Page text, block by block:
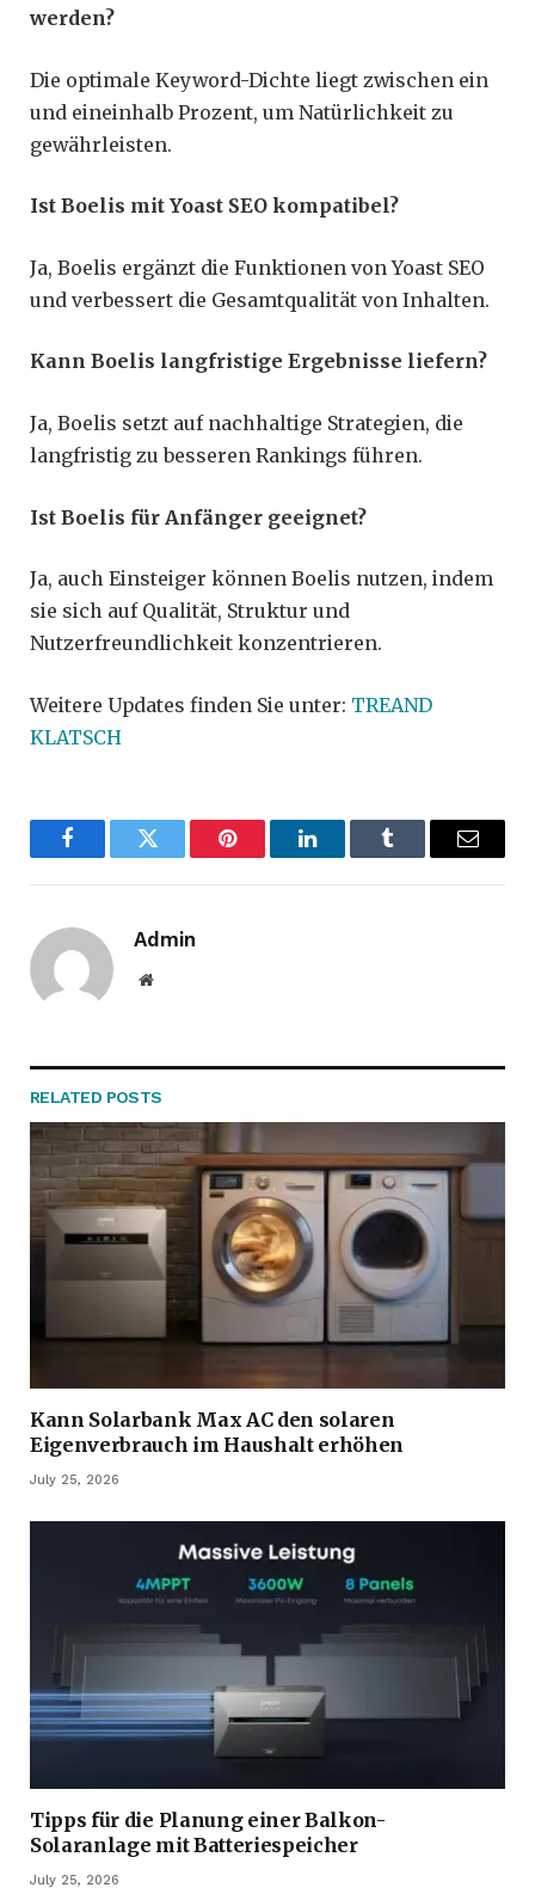
werden?
Die optimale Keyword-Dichte liegt zwischen ein
und eineinhalb Prozent, um Natürlichkeit zu
gewährleisten.
Ist Boelis mit Yoast SEO kompatibel?
Ja, Boelis ergänzt die Funktionen von Yoast SEO
und verbessert die Gesamtqualität von Inhalten.
Kann Boelis langfristige Ergebnisse liefern?
Ja, Boelis setzt auf nachhaltige Strategien, die
langfristig zu besseren Rankings führen.
Ist Boelis für Anfänger geeignet?
Ja, auch Einsteiger können Boelis nutzen, indem
sie sich auf Qualität, Struktur und
Nutzerfreundlichkeit konzentrieren.
Weitere Updates finden Sie unter: TREAND
KLATSCH
FacebookTwitter Pinterest LinkedInTumblr Email
Admin
Website
RELATED POSTS
Kann Solarbank Max AC den solaren
Eigenverbrauch im Haushalt erhöhen
July 25, 2026
Tipps für die Planung einer Balkon-
Solaranlage mit Batteriespeicher
July 25, 2026